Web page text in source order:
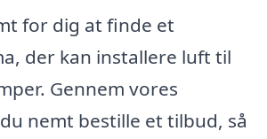
for dig at finde et
der kan installere luft til
Gennem vores
nemt bestille et tilbud, så